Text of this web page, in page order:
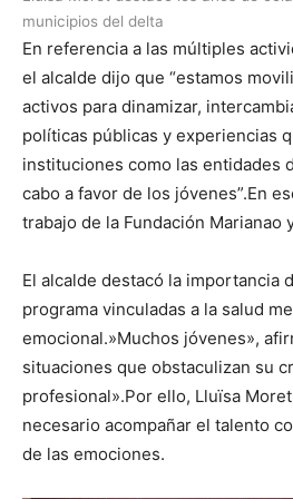
municipios del delta
En referencia a las múltiples
el alcalde dijo que “estamos
activos para dinamizar,
políticas públicas y experiencias
instituciones como las entidades
cabo a favor de los jóvenes”.En
trabajo de la Fundación Marianao
El alcalde destacó la importancia
programa vinculadas a la salud
emocional.»Muchos jóvenes»,
situaciones que obstaculizan su
profesional».Por ello, Lluïsa
necesario acompañar el talento
de las emociones.